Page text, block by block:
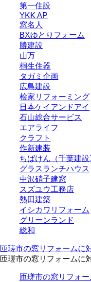
第一住設
YKK AP
窓名人
BXゆとりフォーム
勝建設
山万
桐生住器
タガミ企画
広島建設
桧家リフォーミング
日本ケイアンドアイ
石山総合サービス
エアライフ
クラフト
作新建装
ちばけん（千葉建設
グラスランチハウス
中沢硝子建窓
スズユウ工務店
熱田建築
イシカワリフォーム
グリーンランド
総和
匝瑳市の窓リフォームに
匝瑳市の窓リフォームに
匝瑳市の窓リフォ